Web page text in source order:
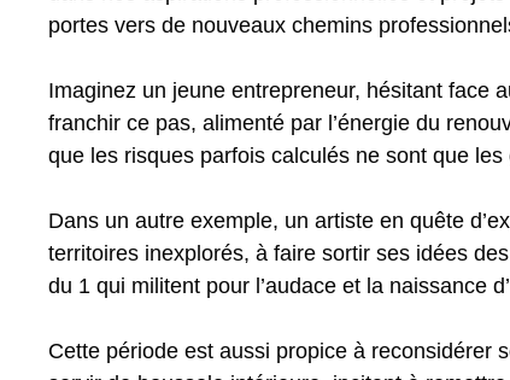
portes vers de nouveaux chemins
Imaginez un jeune entrepreneur, hésitant face
franchir ce pas, alimenté par l’énergie du
que les risques parfois calculés ne sont que
Dans un autre exemple, un artiste en quête
territoires inexplorés, à faire sortir ses idées
du 1 qui militent pour l’audace et la naissance
Cette période est aussi propice à reconsidérer